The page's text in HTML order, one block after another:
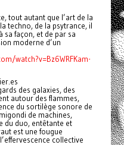
tout autant que l’art de la
techno, de la psytrance, il
façon, et de par sa
moderne d’un
watch?v=Bz6WRFKam-
des galaxies, des
autour des flammes,
du sortilège sonore de
de machines,
du duo, entêtante et
est une fougue
collective